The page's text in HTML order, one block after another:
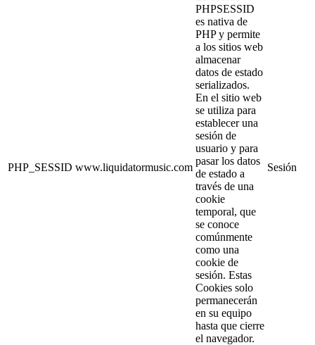
PHP_SESSID www.liquidatormusic.com
PHPSESSID
es nativa de
PHP y permite
a los sitios web
almacenar
datos de estado
serializados.
En el sitio web
se utiliza para
establecer una
sesión de
usuario y para
pasar los datos
de estado a
través de una
cookie
temporal, que
se conoce
comúnmente
como una
cookie de
sesión. Estas
Cookies solo
permanecerán
en su equipo
hasta que cierre
el navegador.
Sesión